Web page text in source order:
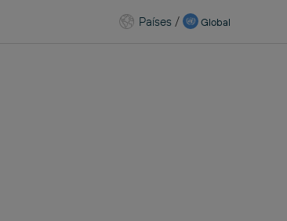
Países / Global